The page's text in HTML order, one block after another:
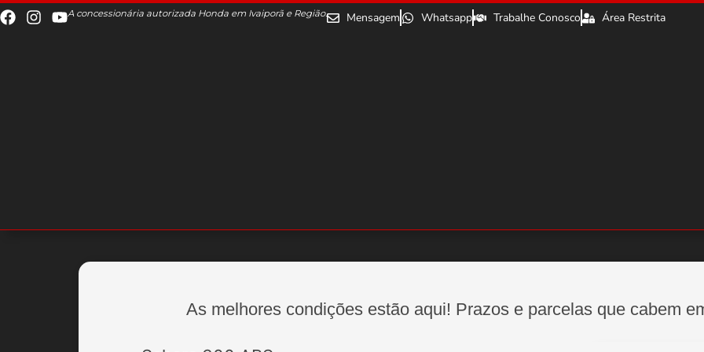
A concessionária autorizada Honda em Ivaiporã e Região. Mensagem Whatsapp Trabalhe Conosco Área Restrita
As melhores condições estão aqui! Prazos e parcelas que cabem